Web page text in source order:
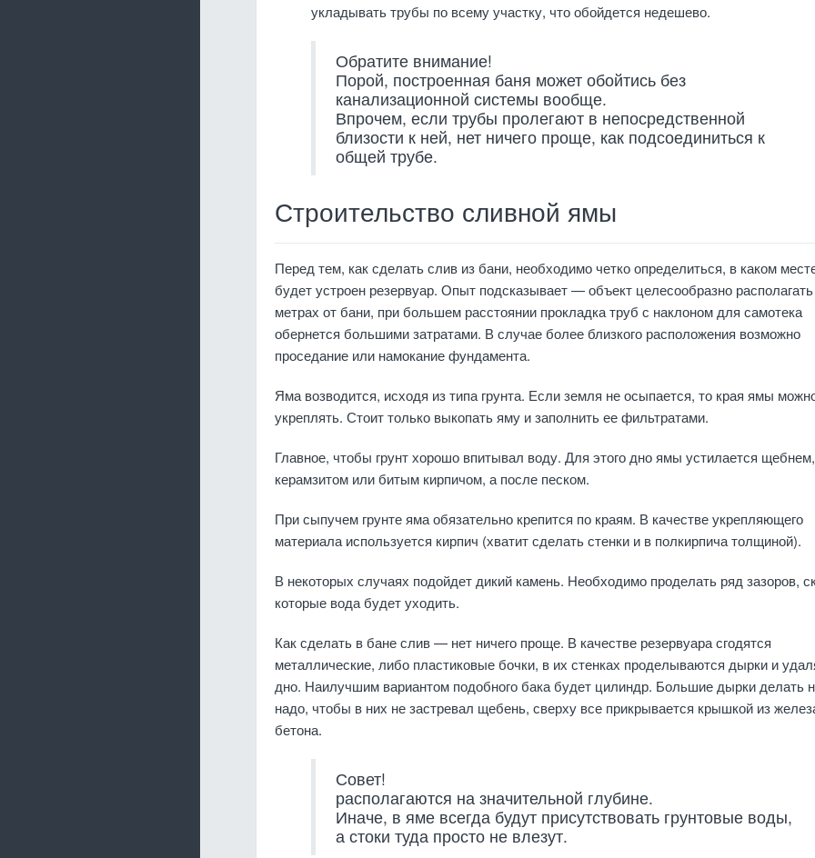
укладывать трубы по всему участку, что обойдется недешево.
Обратите внимание!
Порой, построенная баня может обойтись без
канализационной системы вообще.
Впрочем, если трубы пролегают в непосредственной
близости к ней, нет ничего проще, как подсоединиться к
общей трубе.
Строительство сливной ямы
Перед тем, как сделать слив из бани, необходимо четко определиться, в каком
будет устроен резервуар. Опыт подсказывает — объект целесообразно
метрах от бани, при большем расстоянии прокладка труб с наклоном для самотека
обернется большими затратами. В случае более близкого расположения возможно
проседание или намокание фундамента.
Яма возводится, исходя из типа грунта. Если земля не осыпается, то края ямы
укреплять. Стоит только выкопать яму и заполнить ее фильтратами.
Главное, чтобы грунт хорошо впитывал воду. Для этого дно ямы устилается щебнем,
керамзитом или битым кирпичом, а после песком.
При сыпучем грунте яма обязательно крепится по краям. В качестве укрепляющего
материала используется кирпич (хватит сделать стенки и в полкирпича толщиной).
В некоторых случаях подойдет дикий камень. Необходимо проделать ряд зазоров,
которые вода будет уходить.
Как сделать в бане слив — нет ничего проще. В качестве резервуара сгодятся
металлические, либо пластиковые бочки, в их стенках проделываются дырки и
дно. Наилучшим вариантом подобного бака будет цилиндр. Большие дырки делать
надо, чтобы в них не застревал щебень, сверху все прикрывается крышкой из
бетона.
Совет!
располагаются на значительной глубине.
Иначе, в яме всегда будут присутствовать грунтовые воды,
а стоки туда просто не влезут.